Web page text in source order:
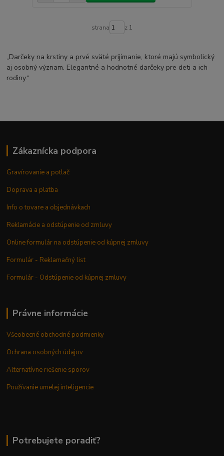
strana z 1
„Darčeky na krstiny a prvé sväté prijímanie, ktoré majú symbolický
aj osobný význam. Elegantné a hodnotné darčeky pre deti a ich
rodiny.“
Zákaznícka podpora
Gravírovanie a potlač
Doprava a platba
Info o tovare a objednávkach
Reklamácie a odstúpenie od zmluvy
Online formulár na odstúpenie od kúpnej zmluvy
Formulár - Reklamačný list
Formulár - Odstúpenie od kúpnej zmluvy
Právne informácie
Všeobecné obchodné podmienky
Ochrana osobných údajov
Alternatívne riešenie sporov
Používanie umelej inteligencie
Potrebujete poradiť?